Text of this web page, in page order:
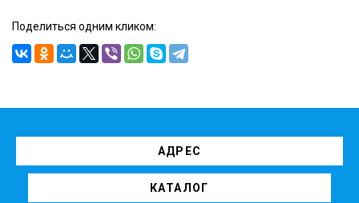
Поделиться одним кликом:
АДРЕС
КАТАЛОГ